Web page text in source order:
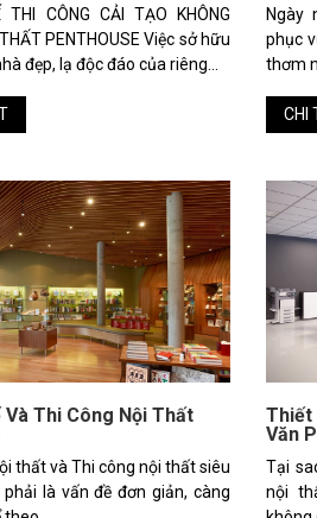
THI CÔNG CẢI TẠO KHÔNG
PENTHOUSE Việc sở hữu
đẹp, lạ độc đáo của riêng...
Ngày
phục
thơm
CHI
Và Thi Công Nội Thất
thất và Thi công nội thất siêu
là vấn đề đơn giản, càng
Thiết
Văn
Tại
nội